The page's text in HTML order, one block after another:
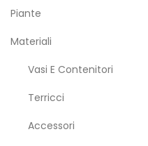
Piante
Materiali
Vasi E Contenitori
Terricci
Accessori